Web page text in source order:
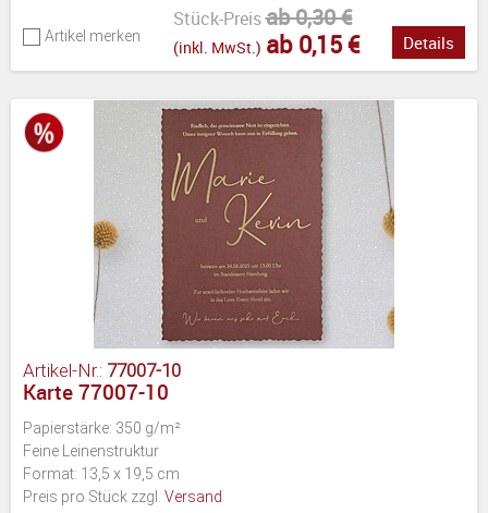
Artikel merken
Stück-Preisab 0,30 €
(inkl. MwSt.) ab 0,15 € Details
Artikel-Nr.: 77007-10
Karte 77007-10
Papierstärke: 350 g/m²
Feine Leinenstruktur
Format: 13,5 x 19,5 cm
Preis pro Stück zzgl. Versand